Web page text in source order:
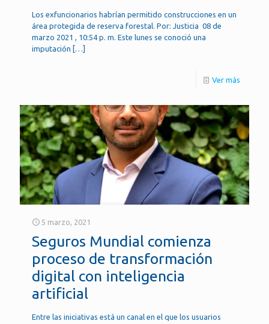
Los exfuncionarios habrían permitido construcciones en un
área protegida de reserva forestal. Por: Justicia 08 de
marzo 2021 , 10:54 p. m. Este lunes se conoció una
imputación […]
Ver más
5 marzo, 2021
Seguros Mundial comienza
proceso de transformación
digital con inteligencia
artificial
Entre las iniciativas está un canal en el que los usuarios